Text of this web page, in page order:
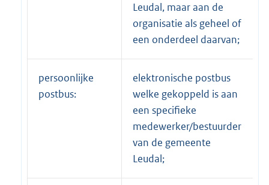
Leudal, maar aan de
organisatie als geheel of
een onderdeel daarvan;
persoonlijke
postbus:
elektronische postbus
welke gekoppeld is aan
een specifieke
medewerker/bestuurder
van de gemeente
Leudal;